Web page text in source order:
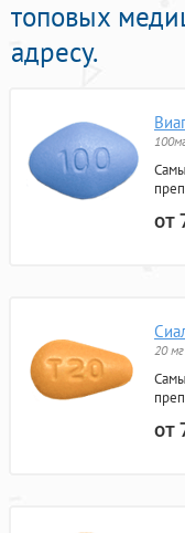
топовых
адресу.
от
20 мг
от